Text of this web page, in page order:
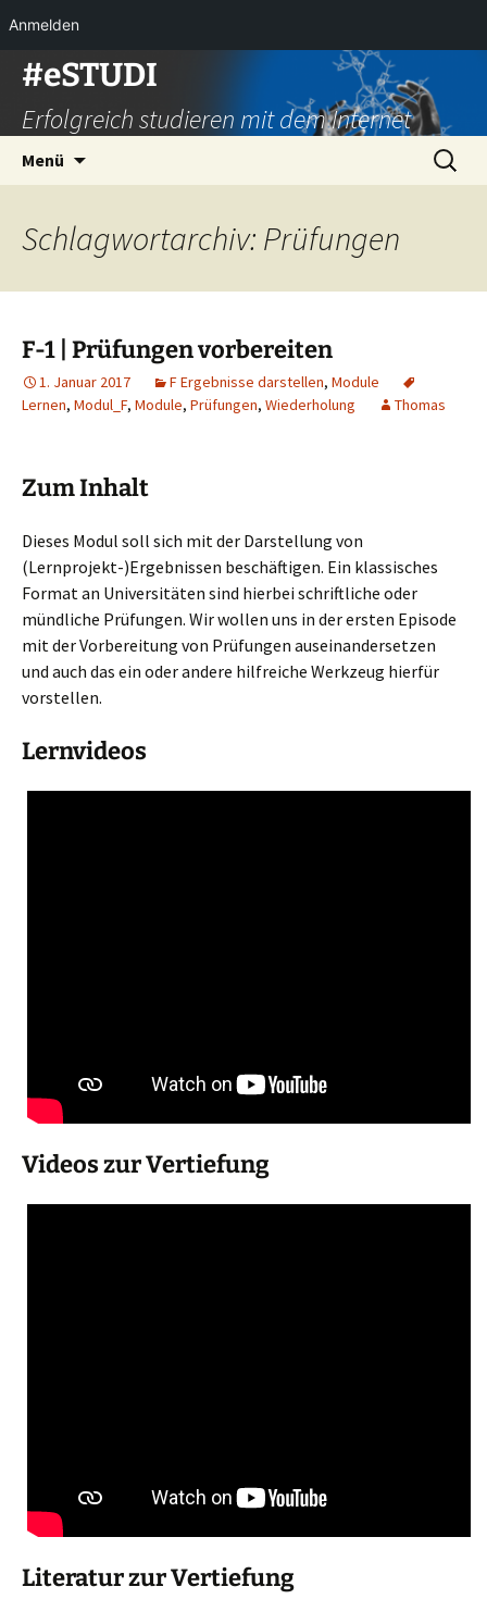
Anmelden
Zum
Inhalt
springen
#eSTUDI
Erfolgreich studieren mit dem Internet
Menü
Suchen
nach:
Schlagwortarchiv: Prüfungen
F-1 | Prüfungen vorbereiten
1. Januar 2017 F Ergebnisse darstellen, Module
Lernen, Modul_F, Module, Prüfungen, Wiederholung Thomas
Zum Inhalt
Dieses Modul soll sich mit der Darstellung von
(Lernprojekt-)Ergebnissen beschäftigen. Ein klassisches
Format an Universitäten sind hierbei schriftliche oder
mündliche Prüfungen. Wir wollen uns in der ersten Episode
mit der Vorbereitung von Prüfungen auseinandersetzen
und auch das ein oder andere hilfreiche Werkzeug hierfür
vorstellen.
Lernvideos
Videos zur Vertiefung
Literatur zur Vertiefung